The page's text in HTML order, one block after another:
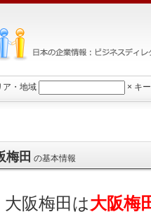
田 の基本情報
阪梅田 は大阪梅
ア・地域 × キ